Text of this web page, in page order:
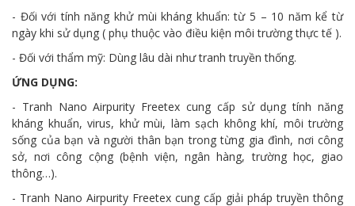
- Đối với tính năng khử mùi kháng khuẩn: từ 5 – 10 năm kể từ
ngày khi sử dụng ( phụ thuộc vào điều kiện môi trường thực tế ).
- Đối với thẩm mỹ: Dùng lâu dài như tranh truyền thống.
ỨNG DỤNG:
- Tranh Nano Airpurity Freetex cung cấp sử dụng tính năng
kháng khuẩn, virus, khử mùi, làm sạch không khí, môi trường
sống của bạn và người thân bạn trong từng gia đình, nơi công
sở, nơi công cộng (bệnh viện, ngân hàng, trường học, giao
thông…).
- Tranh Nano Airpurity Freetex cung cấp giải pháp truyền thông